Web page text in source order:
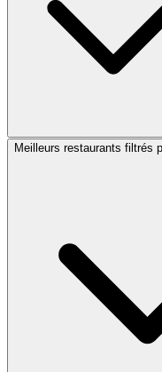
Meilleurs restaurants filtrés